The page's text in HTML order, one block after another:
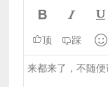
  
顶 踩 